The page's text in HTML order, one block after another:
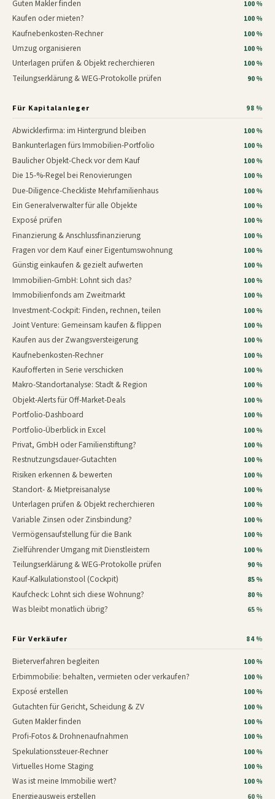
Guten Makler finden 100 %
Kaufen oder mieten? 100 %
Kaufnebenkosten-Rechner 100 %
Umzug organisieren 100 %
Unterlagen prüfen & Objekt recherchieren 100 %
Teilungserklärung & WEG-Protokolle prüfen 90 %
Für Kapitalanleger 98 %
Abwicklerfirma: im Hintergrund bleiben 100 %
Bankunterlagen fürs Immobilien-Portfolio 100 %
Baulicher Objekt-Check vor dem Kauf 100 %
Die 15-%-Regel bei Renovierungen 100 %
Due-Diligence-Checkliste Mehrfamilienhaus 100 %
Ein Generalverwalter für alle Objekte 100 %
Exposé prüfen 100 %
Finanzierung & Anschlussfinanzierung 100 %
Fragen vor dem Kauf einer Eigentumswohnung 100 %
Günstig einkaufen & gezielt aufwerten 100 %
Immobilien-GmbH: Lohnt sich das? 100 %
Immobilienfonds am Zweitmarkt 100 %
Investment-Cockpit: Finden, rechnen, teilen 100 %
Joint Venture: Gemeinsam kaufen & flippen 100 %
Kaufen aus der Zwangsversteigerung 100 %
Kaufnebenkosten-Rechner 100 %
Kaufofferten in Serie verschicken 100 %
Makro-Standortanalyse: Stadt & Region 100 %
Objekt-Alerts für Off-Market-Deals 100 %
Portfolio-Dashboard 100 %
Portfolio-Überblick in Excel 100 %
Privat, GmbH oder Familienstiftung? 100 %
Restnutzungsdauer-Gutachten 100 %
Risiken erkennen & bewerten 100 %
Standort- & Mietpreisanalyse 100 %
Unterlagen prüfen & Objekt recherchieren 100 %
Variable Zinsen oder Zinsbindung? 100 %
Vermögensaufstellung für die Bank 100 %
Zielführender Umgang mit Dienstleistern 100 %
Teilungserklärung & WEG-Protokolle prüfen 90 %
Kauf-Kalkulationstool (Cockpit) 85 %
Kaufcheck: Lohnt sich diese Wohnung? 80 %
Was bleibt monatlich übrig? 65 %
Für Verkäufer 84 %
Bieterverfahren begleiten 100 %
Erbimmobilie: behalten, vermieten oder verkaufen? 100 %
Exposé erstellen 100 %
Gutachten für Gericht, Scheidung & ZV 100 %
Guten Makler finden 100 %
Profi-Fotos & Drohnenaufnahmen 100 %
Spekulationssteuer-Rechner 100 %
Virtuelles Home Staging 100 %
Was ist meine Immobilie wert? 100 %
Energieausweis erstellen 60 %